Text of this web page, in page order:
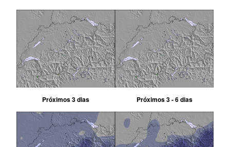
Próximos 3 dias Próximos 3 - 6 dias